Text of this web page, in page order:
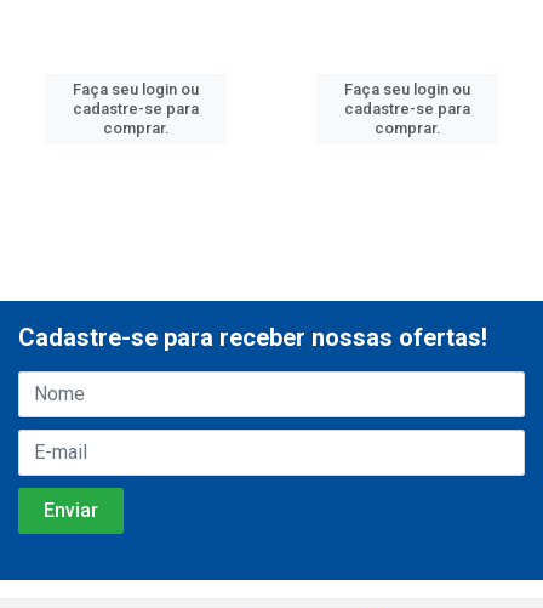
Faça seu login ou
cadastre-se para
comprar.
Faça seu login ou
cadastre-se para
comprar.
Cadastre-se para receber nossas ofertas!